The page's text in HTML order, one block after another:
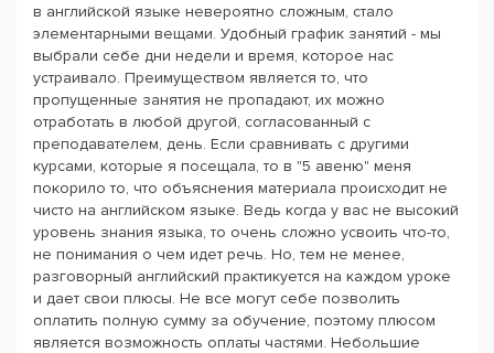
в английской языке невероятно сложным, стало
элементарными вещами. Удобный график занятий - мы
выбрали себе дни недели и время, которое нас
устраивало. Преимуществом является то, что
пропущенные занятия не пропадают, их можно
отработать в любой другой, согласованный с
преподавателем, день. Если сравнивать с другими
курсами, которые я посещала, то в "5 авеню" меня
покорило то, что объяснения материала происходит не
чисто на английском языке. Ведь когда у вас не высокий
уровень знания языка, то очень сложно усвоить что-то,
не понимания о чем идет речь. Но, тем не менее,
разговорный английский практикуется на каждом уроке
и дает свои плюсы. Не все могут себе позволить
оплатить полную сумму за обучение, поэтому плюсом
является возможность оплаты частями. Небольшие